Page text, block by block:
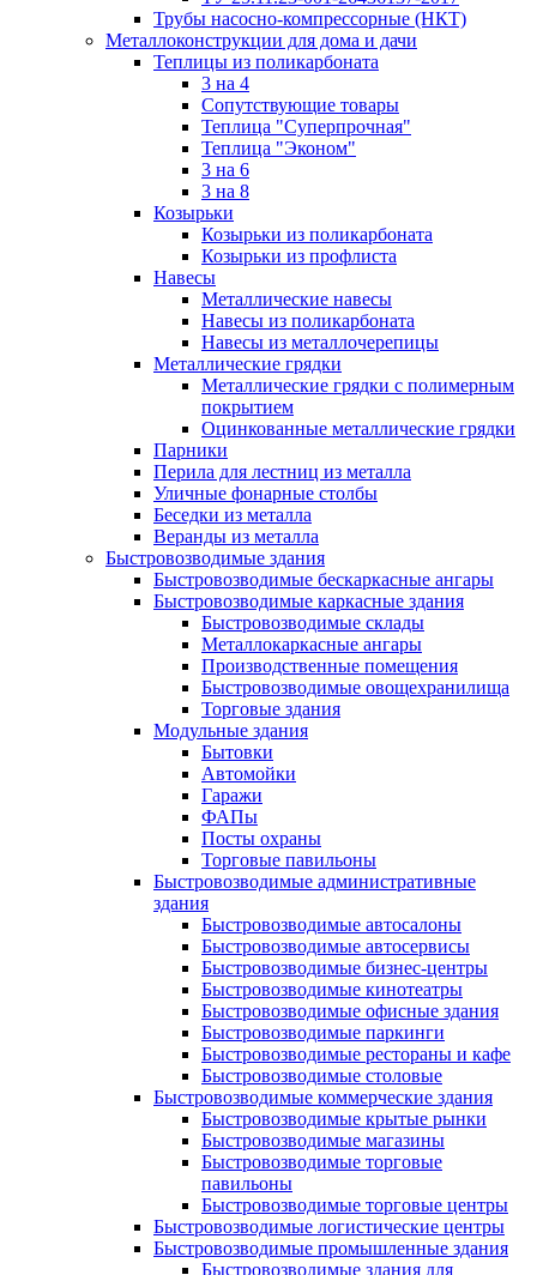
Трубы насосно-компрессорные (НКТ)
Металлоконструкции для дома и дачи
Теплицы из поликарбоната
3 на 4
Сопутствующие товары
Теплица "Суперпрочная"
Теплица "Эконом"
3 на 6
3 на 8
Козырьки
Козырьки из поликарбоната
Козырьки из профлиста
Навесы
Металлические навесы
Навесы из поликарбоната
Навесы из металлочерепицы
Металлические грядки
Металлические грядки с полимерным
покрытием
Оцинкованные металлические грядки
Парники
Перила для лестниц из металла
Уличные фонарные столбы
Беседки из металла
Веранды из металла
Быстровозводимые здания
Быстровозводимые бескаркасные ангары
Быстровозводимые каркасные здания
Быстровозводимые склады
Металлокаркасные ангары
Производственные помещения
Быстровозводимые овощехранилища
Торговые здания
Модульные здания
Бытовки
Автомойки
Гаражи
ФАПы
Посты охраны
Торговые павильоны
Быстровозводимые административные
здания
Быстровозводимые автосалоны
Быстровозводимые автосервисы
Быстровозводимые бизнес-центры
Быстровозводимые кинотеатры
Быстровозводимые офисные здания
Быстровозводимые паркинги
Быстровозводимые рестораны и кафе
Быстровозводимые столовые
Быстровозводимые коммерческие здания
Быстровозводимые крытые рынки
Быстровозводимые магазины
Быстровозводимые торговые
павильоны
Быстровозводимые торговые центры
Быстровозводимые логистические центры
Быстровозводимые промышленные здания
Быстровозводимые здания для